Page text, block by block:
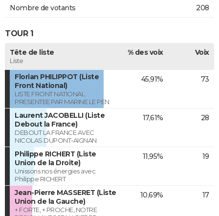
Nombre de votants 208
TOUR 1
Tête de liste
Liste
% des voix Voix
Florian PHILIPPOT (Liste
Front National)
LISTE FRONT NATIONAL
PRESENTEE PAR MARINE LE PEN
45,91% 73
Laurent JACOBELLI (Liste
Debout la France)
DEBOUT LA FRANCE AVEC
NICOLAS DUPONT-AIGNAN
17,61% 28
Philippe RICHERT (Liste
Union de la Droite)
Unissons nos énergies avec
Philippe RICHERT
11,95% 19
Jean-Pierre MASSERET (Liste
Union de la Gauche)
+ FORTE, + PROCHE, NOTRE
10,69% 17